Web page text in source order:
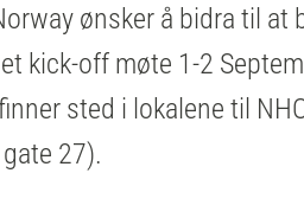
ønsker å bidra til at
kick-off møte 1-2
sted i lokalene til
27).